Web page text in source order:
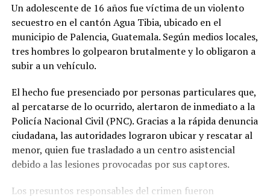
Un adolescente de 16 años fue víctima de un violento
secuestro en el cantón Agua Tibia, ubicado en el
municipio de Palencia, Guatemala. Según medios locales,
tres hombres lo golpearon brutalmente y lo obligaron a
subir a un vehículo.
El hecho fue presenciado por personas particulares que,
al percatarse de lo ocurrido, alertaron de inmediato a la
Policía Nacional Civil (PNC). Gracias a la rápida denuncia
ciudadana, las autoridades lograron ubicar y rescatar al
menor, quien fue trasladado a un centro asistencial
debido a las lesiones provocadas por sus captores.
Los presuntos responsables del crimen fueron